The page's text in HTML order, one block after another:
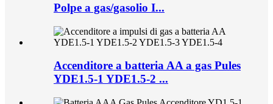
Polpe a gas/gasolio I...
Accenditore a batteria AA a gas Pules
YDE1.5-1 YDE1.5-2 ...